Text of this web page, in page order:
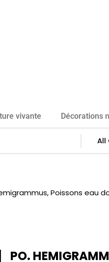
vivante Décorations
,Poissons eau
PO.